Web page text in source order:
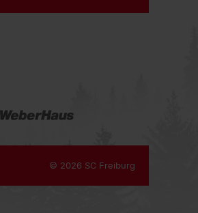
© 2026 SC Freiburg